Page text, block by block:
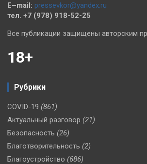
E–mail: pressevkor@yandex.ru
тел. +7 (978) 918-52-25
Все публикации защищены авторским
18+
Рубрики
COVID-19 (861)
Актуальный разговор (21)
Безопасность (26)
Благотворительность (2)
Благоустройство (686)